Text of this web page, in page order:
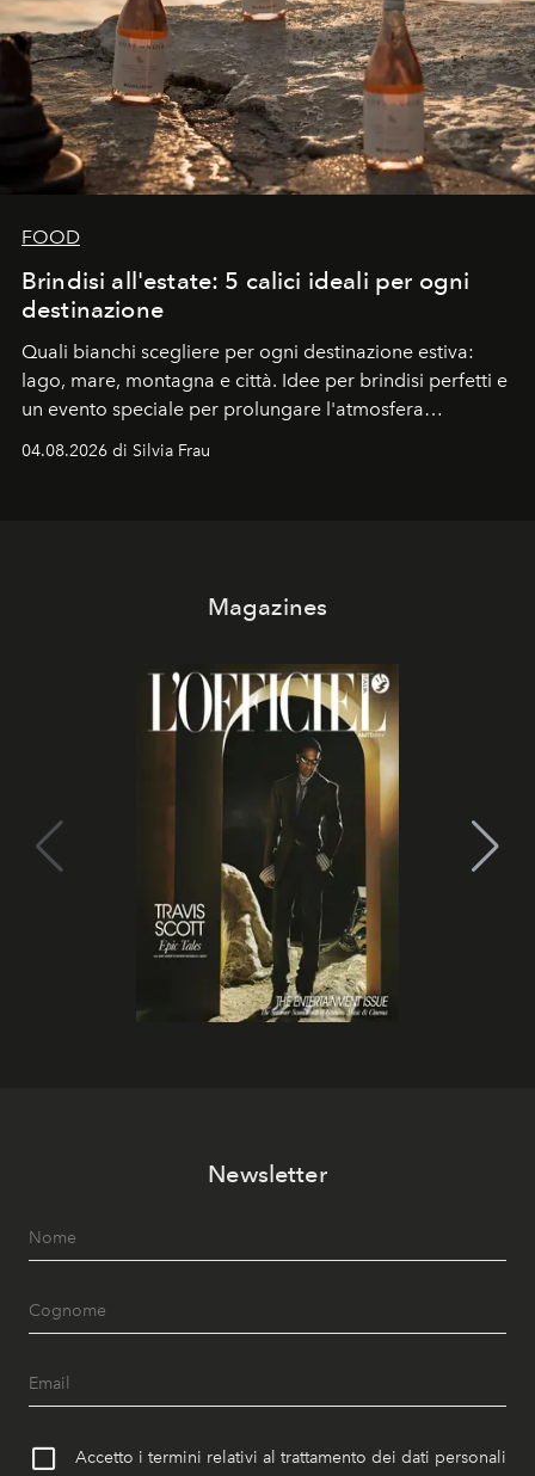
FOOD
Brindisi all'estate: 5 calici ideali per ogni
destinazione
Quali bianchi scegliere per ogni destinazione estiva:
lago, mare, montagna e città. Idee per brindisi perfetti e
un evento speciale per prolungare l'atmosfera
04.08.2026 di Silvia Frau
Magazines
Newsletter
Accetto i termini relativi al trattamento dei dati personali